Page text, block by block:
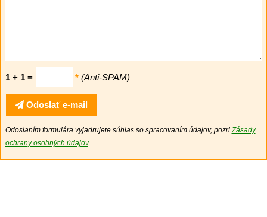
1 + 1 = * (Anti-SPAM)
Odoslať e-mail
Odoslaním formulára vyjadrujete súhlas so spracovaním údajov, pozri Zásady
ochrany osobných údajov.